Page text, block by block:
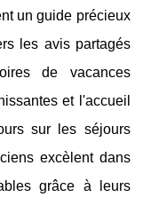
un guide précieux
les avis partagés
de vacances
et l'accueil
sur les séjours
excèlent dans
grâce à leurs